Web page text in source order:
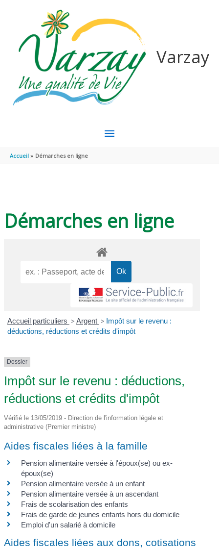
Varzay
MENU
Accueil Démarches en ligne
Démarches en ligne
Accueil particuliers > Argent > Impôt sur le revenu :
déductions, réductions et crédits d'impôt
Dossier
Impôt sur le revenu : déductions,
réductions et crédits d'impôt
Vérifié le 13/05/2019 - Direction de l'information légale et
administrative (Premier ministre)
Aides fiscales liées à la famille
Pension alimentaire versée à l'époux(se) ou ex-
époux(se)
Pension alimentaire versée à un enfant
Pension alimentaire versée à un ascendant
Frais de scolarisation des enfants
Frais de garde de jeunes enfants hors du domicile
Emploi d'un salarié à domicile
Aides fiscales liées aux dons, cotisations